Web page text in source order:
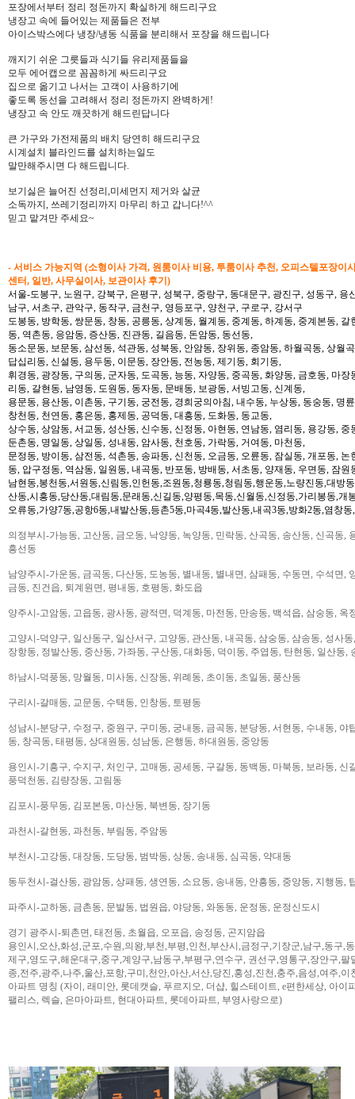
포장에서부터 정리 정돈까지 확실하게 해드리구요
냉장고 속에 들어있는 제품들은 전부
아이스박스에다 냉장/냉동 식품을 분리해서 포장을 해드립니다
깨지기 쉬운 그릇들과 식기들 유리제품들을
모두 에어캡으로 꼼꼼하게 싸드리구요
집으로 옮기고 나서는 고객이 사용하기에
좋도록 동선을 고려해서 정리 정돈까지 완벽하게!
냉장고 속 안도 깨끗하게 해드린답니다
큰 가구와 가전제품의 배치 당연히 해드리구요
시계설치 블라인드를 설치하는일도
말만해주시면 다 해드립니다.
보기싫은 늘어진 선정리,미세먼지 제거와 살균
소독까지, 쓰레기정리까지 마무리 하고 갑니다!^^
믿고 맡겨만 주세요~
- 서비스 가능지역 (소형이사 가격, 원룸이사 비용, 투룸이사 추천, 오피스텔포장이
센터, 일반, 사무실이사, 보관이사 후기)
서울-도봉구, 노원구, 강북구, 은평구, 성북구, 중랑구, 동대문구, 광진구, 성동구,
남구, 서초구, 관악구, 동작구, 금천구, 영등포구, 양천구, 구로구, 강서구
도봉동, 방학동, 쌍문동, 창동, 공릉동, 상계동, 월계동, 중계동, 하계동, 중계본동,
동, 역촌동, 응암동, 증산동, 진관동, 길음동, 돈암동, 동선동,
동소문동, 보문동, 삼선동, 석관동, 성북동, 안암동, 장위동, 종암동, 하월곡동, 상월
답십리동, 신설동, 용두동, 이문동, 장안동, 전농동, 제기동, 회기동,
휘경동, 광장동, 구의동, 군자동, 도곡동, 능동, 자양동, 중곡동, 화양동, 금호동, 마
리동, 갈현동, 남영동, 도원동, 동자동, 문배동, 보광동, 서빙고동, 신계동,
용문동, 용산동, 이촌동, 구기동, 궁전동, 경희궁의아침, 내수동, 누상동, 동숭동, 명
창천동, 천연동, 홍은동, 홍제동, 공덕동, 대흥동, 도화동, 동교동,
상수동, 상암동, 서교동, 성산동, 신수동, 신정동, 아현동, 연남동, 염리동, 용강동,
둔촌동, 명일동, 상일동, 성내동, 암사동, 천호동, 가락동, 거여동, 마천동,
문정동, 방이동, 삼전동, 석촌동, 송파동, 신천동, 오금동, 오륜동, 잠실동, 개포동,
동, 압구정동, 역삼동, 일원동, 내곡동, 반포동, 방배동, 서초동, 양재동, 우면동, 잠원
남현동,봉천동,서원동,신림동,인헌동,조원동,청룡동,청림동,행운동,노량진동,대방
산동,시흥동,당산동,대림동,문래동,신길동,양평동,목동,신월동,신정동,가리봉동,개
오류동,가양7동,공항6동,내발산동,등촌5동,마곡4동,발산동,내곡3동,방화2동,염창동
의정부시-가능동, 고산동, 금오동, 낙양동, 녹양동, 민락동, 산곡동, 송산동, 신곡동,
흥선동
남양주시-가운동, 금곡동, 다산동, 도농동, 별내동, 별내면, 삼패동, 수동면, 수석면,
금동, 진건읍, 퇴계원면, 평내동, 호평동, 화도읍
양주시-고암동, 고읍동, 광사동, 광적면, 덕계동, 마전동, 만송동, 백석읍, 삼숭동, 옥
고양시-덕양구, 일산동구, 일산서구, 고양동, 관산동, 내곡동, 삼숭동, 삼송동, 성사
장항동, 정발산동, 중산동, 가좌동, 구산동, 대화동, 덕이동, 주엽동, 탄현동, 일산동,
하남시-덕풍동, 망월동, 미사동, 신장동, 위례동, 초이동, 초일동, 풍산동
구리시-갈매동, 교문동, 수택동, 인창동, 토평동
성남시-분당구, 수정구, 중원구, 구미동, 궁내동, 금곡동, 분당동, 서현동, 수내동,
동, 창곡동, 태평동, 상대원동, 성남동, 은행동, 하대원동, 중앙동
용인시-기흥구, 수지구, 처인구, 고매동, 공세동, 구갈동, 동백동, 마북동, 보라동,
풍덕천동, 김량장동, 고림동
김포시-풍무동, 김포본동, 마산동, 북변동, 장기동
과천시-갈현동, 과천동, 부림동, 주암동
부천시-고강동, 대장동, 도당동, 범박동, 상동, 송내동, 심곡동, 약대동
동두천시-걸산동, 광암동, 상패동, 생연동, 소요동, 송내동, 안흥동, 중앙동, 지행동,
파주시-교하동, 금촌동, 문발동, 법원읍, 야당동, 와동동, 운정동, 운정신도시
경기 광주시-퇴촌면, 태전동, 초월읍, 오포읍, 송정동, 곤지암읍
용인시,오산,화성,군포,수원,의왕,부천,부평,인천,부산시,금정구,기장군,남구,동구,
제구,영도구,해운대구,중구,계양구,남동구,부평구,연수구, 권선구,영통구,장안구,
종,전주,광주,나주,울산,포항,구미,천안,아산,서산,당진,홍성,진천,충주,음성,여주,이
아파트 명칭 (자이, 래미안, 롯데캣슬, 푸르지오, 더샵, 힐스테이트, e편한세상, 아이
팰리스, 렉슬, 은마아파트, 현대아파트, 롯데아파트, 부영사랑으로)